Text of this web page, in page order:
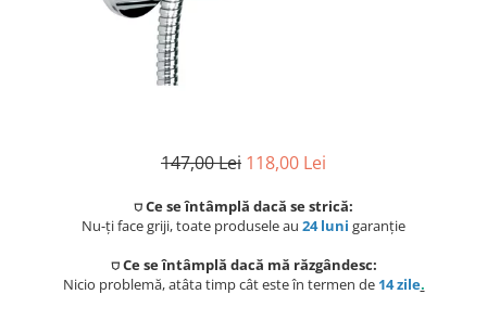
Rigole si scurgere dus
Pare, furtunuri si accesorii
147,00 Lei 118,00 Lei
⛉ Ce se întâmplă dacă se strică:
Nu-ți face griji, toate produsele au 24 luni garanție
⛉ Ce se întâmplă dacă mă răzgândesc:
Nicio problemă, atâta timp cât este în termen de 14 zile.